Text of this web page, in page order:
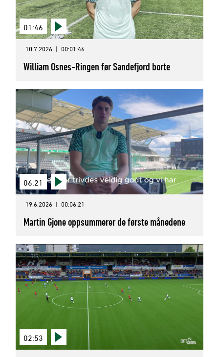
01:46
10.7.2026 | 00:01:46
William Osnes-Ringen før Sandefjord borte
06:21
19.6.2026 | 00:06:21
Martin Gjone oppsummerer de første månedene
02:53